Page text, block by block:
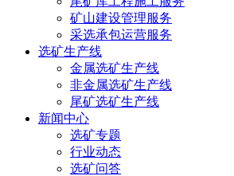
矿山建设管理服务
采选承包运营服务
选矿生产线
金属选矿生产线
非金属选矿生产线
尾矿选矿生产线
新闻中心
选矿专题
行业动态
选矿问答